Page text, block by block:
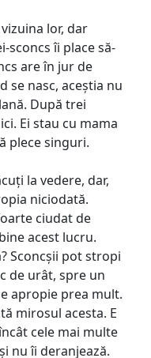
lor, dar
sconcs îi place să-
are în jur de
se nasc, aceștia nu
După trei
Ei stau cu mama
plece singuri.
la vedere, dar,
niciodată.
ciudat de
acest lucru.
Sconcșii pot stropi
de urât, spre un
apropie prea mult.
mirosul acesta. E
cele mai multe
nu îi deranjează.